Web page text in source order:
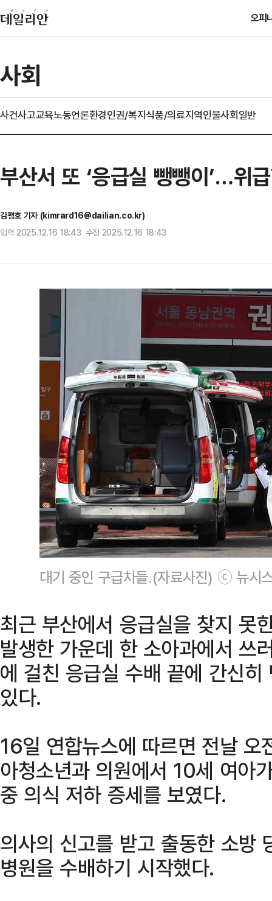
오피
사회
사건사고교육노동언론환경인권/복지식품/의료지역인물사회일반
부산서 또 ‘응급실 뺑뺑이’…위
김평호 기자 (kimrard16@dailian.co.kr)
입력 2025.12.16 18:43 수정 2025.12.16 18:43
대기 중인 구급차들.(자료사진) ⓒ 뉴시
최근 부산에서 응급실을 찾지 못
발생한 가운데 한 소아과에서 쓰
에 걸친 응급실 수배 끝에 간신
있다.
16일 연합뉴스에 따르면 전날
아청소년과 의원에서 10세 여아
중 의식 저하 증세를 보였다.
의사의 신고를 받고 출동한 소방
병원을 수배하기 시작했다.